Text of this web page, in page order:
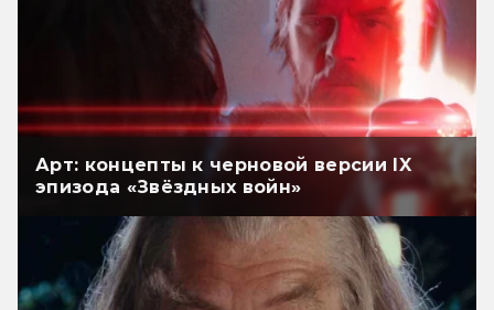
Арт: концепты к черновой версии IX
эпизода «Звёздных войн»